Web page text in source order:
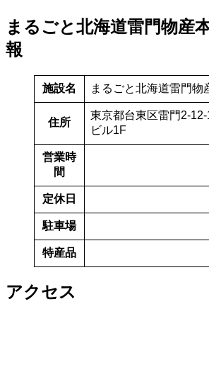
まるごと北海道雷門物産
報
施設名 まるごと北海道雷門物
住所
東京都台東区雷門2-
ビル1F
営業時
間
定休日
駐車場
特産品
アクセス